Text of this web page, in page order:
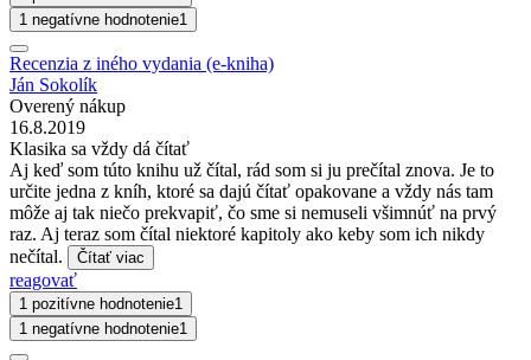
1 negatívne hodnotenie1
Recenzia z iného vydania (e-kniha)
Ján Sokolík
Overený nákup
16.8.2019
Klasika sa vždy dá čítať
Aj keď som túto knihu už čítal, rád som si ju prečítal znova. Je to
určite jedna z kníh, ktoré sa dajú čítať opakovane a vždy nás tam
môže aj tak niečo prekvapiť, čo sme si nemuseli všimnúť na prvý
raz. Aj teraz som čítal niektoré kapitoly ako keby som ich nikdy
nečítal.
Čítať viac
reagovať
1 pozitívne hodnotenie1
1 negatívne hodnotenie1